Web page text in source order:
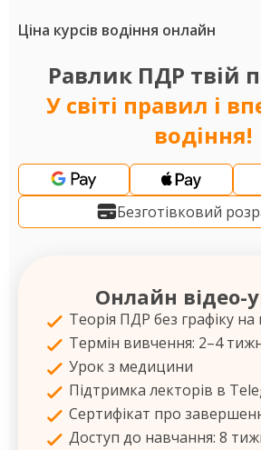
Ціна курсів водіння онлайн
Равлик ПДР твій
У світі правил і
водіння!
Безготівковий
Онлайн відео-
Теорія ПДР без графіку
Термін вивчення: 2–4
Урок з медицини
Підтримка лекторів в
Сертифікат про
Доступ до навчання: 8